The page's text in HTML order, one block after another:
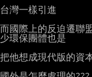
台灣一樣引進
而國際上的反迫遷聯
少環保團體也是
把他想成現代版的資